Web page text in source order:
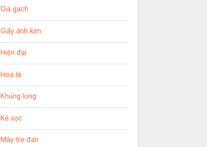
Giả gạch
Giấy ánh kim
Hiện đại
Hoa lá
Khủng long
Kẻ sọc
Mây tre đan